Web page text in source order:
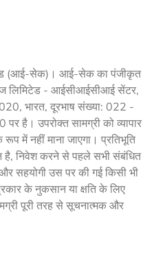
(आई-सेक)। आई-सेक का पंजीकृत
लिमिटेड - आईसीआईसीआई सेंटर,
भारत, दूरभाष संख्या: 022 -
उपरोक्त सामग्री को व्यापार
में नहीं माना जाएगा। प्रतिभूति
है, निवेश करने से पहले सभी संबंधित
सहयोगी उस पर की गई किसी भी
के नुकसान या क्षति के लिए
पूरी तरह से सूचनात्मक और